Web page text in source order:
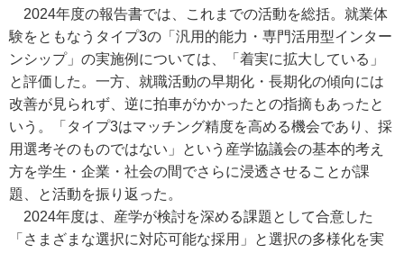
2024年度の報告書では、これまでの活動を総括。就業体
験をともなうタイプ3の「汎用的能力・専門活用型インター
ンシップ」の実施例については、「着実に拡大している」
と評価した。一方、就職活動の早期化・長期化の傾向には
改善が見られず、逆に拍車がかかったとの指摘もあったと
いう。「タイプ3はマッチング精度を高める機会であり、採
用選考そのものではない」という産学協議会の基本的考え
方を学生・企業・社会の間でさらに浸透させることが課
題、と活動を振り返った。
2024年度は、産学が検討を深める課題として合意した
「さまざまな選択に対応可能な採用」と選択の多様化を実